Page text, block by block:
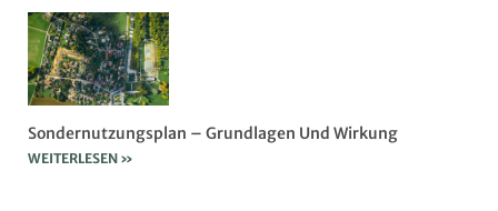
Sondernutzungsplan – Grundlagen Und Wirkung
WEITERLESEN »